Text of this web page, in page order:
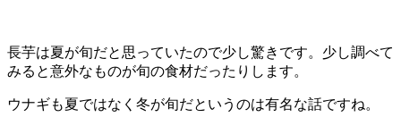
長芋は夏が旬だと思っていたので少し驚きです。少し調べて
みると意外なものが旬の食材だったりします。
ウナギも夏ではなく冬が旬だというのは有名な話ですね。